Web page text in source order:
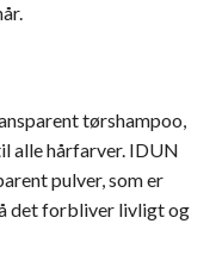
tørshampoo,
alle hårfarver. IDUN
pulver, som er
det forbliver livligt og